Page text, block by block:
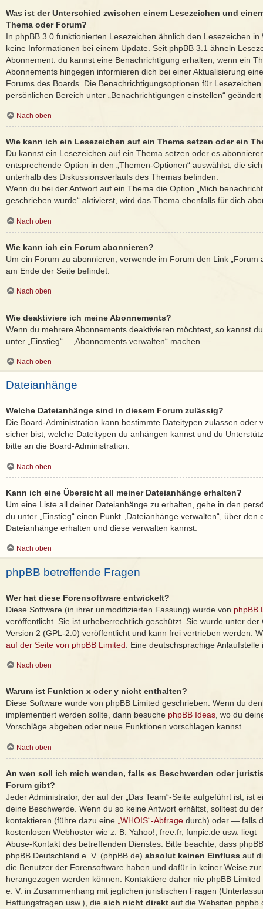
Was ist der Unterschied zwischen einem Lesezeichen und
Thema oder Forum?
In phpBB 3.0 funktionierten Lesezeichen ähnlich den Lesezeichen
keine Informationen bei einem Update. Seit phpBB 3.1 ähneln
Abonnement: du kannst eine Benachrichtigung erhalten, wenn ein
Abonnements hingegen informieren dich bei einer Aktualisierung
Forums des Boards. Die Benachrichtigungsoptionen für
persönlichen Bereich unter „Benachrichtigungen einstellen“
Nach oben
Wie kann ich ein Lesezeichen auf ein Thema setzen oder ein
Du kannst ein Lesezeichen auf ein Thema setzen oder es
entsprechende Option in den „Themen-Optionen“ auswählst, die
unterhalb des Diskussionsverlaufs des Themas befinden.
Wenn du bei der Antwort auf ein Thema die Option „Mich
geschrieben wurde“ aktivierst, wird das Thema ebenfalls für dich
Nach oben
Wie kann ich ein Forum abonnieren?
Um ein Forum zu abonnieren, verwende im Forum den Link „Forum
am Ende der Seite befindet.
Nach oben
Wie deaktiviere ich meine Abonnements?
Wenn du mehrere Abonnements deaktivieren möchtest, so kannst
unter „Einstieg“ – „Abonnements verwalten“ machen.
Nach oben
Dateianhänge
Welche Dateianhänge sind in diesem Forum zulässig?
Die Board-Administration kann bestimmte Dateitypen zulassen oder
sicher bist, welche Dateitypen du anhängen kannst und du
bitte an die Board-Administration.
Nach oben
Kann ich eine Übersicht all meiner Dateianhänge erhalten?
Um eine Liste all deiner Dateianhänge zu erhalten, gehe in den
du unter „Einstieg“ einen Punkt „Dateianhänge verwalten“, über den
Dateianhänge erhalten und diese verwalten kannst.
Nach oben
phpBB betreffende Fragen
Wer hat diese Forensoftware entwickelt?
Diese Software (in ihrer unmodifizierten Fassung) wurde von phpBB
veröffentlicht. Sie ist urheberrechtlich geschützt. Sie wurde unter der
Version 2 (GPL-2.0) veröffentlicht und kann frei vertrieben werden.
auf der Seite von phpBB Limited . Eine deutschsprachige
Nach oben
Warum ist Funktion x oder y nicht enthalten?
Diese Software wurde von phpBB Limited geschrieben. Wenn du
implementiert werden sollte, dann besuche phpBB Ideas, wo du
Vorschläge abgeben oder neue Funktionen vorschlagen kannst.
Nach oben
An wen soll ich mich wenden, falls es Beschwerden oder
Forum gibt?
Jeder Administrator, der auf der „Das Team“-Seite aufgeführt ist, ist
deine Beschwerde. Wenn du so keine Antwort erhältst, solltest du
kontaktieren (führe dazu eine „WHOIS“-Abfrage durch) oder — falls
kostenlosen Webhoster wie z. B. Yahoo!, free.fr, funpic.de usw.
Abuse-Kontakt des betreffenden Dienstes. Bitte beachte, dass
phpBB Deutschland e. V. (phpBB.de) absolut keinen Einfluss auf
die Benutzer der Forensoftware haben und dafür in keiner Weise
herangezogen werden können. Kontaktiere daher nie phpBB
e. V. in Zusammenhang mit jeglichen juristischen Fragen
Haftungsfragen usw.), die sich nicht direkt auf die Websiten